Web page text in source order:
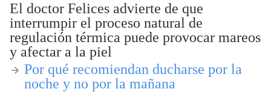
El doctor Felices advierte de que
interrumpir el proceso natural de
regulación térmica puede provocar mareos
y afectar a la piel
​Por qué recomiendan ducharse por la
noche y no por la mañana